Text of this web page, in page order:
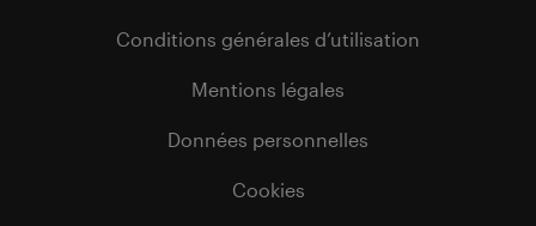
Conditions générales d’utilisation
Mentions légales
Données personnelles
Cookies